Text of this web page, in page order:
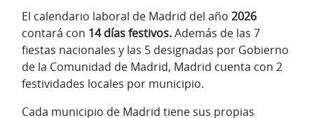
El calendario laboral de Madrid del año 2026
contará con 14 días festivos.Además de las 7
fiestas nacionales y las 5 designadas por Gobierno
de la Comunidad de Madrid, Madrid cuenta con 2
festividades locales por municipio.
Cada municipio de Madrid tiene sus propias